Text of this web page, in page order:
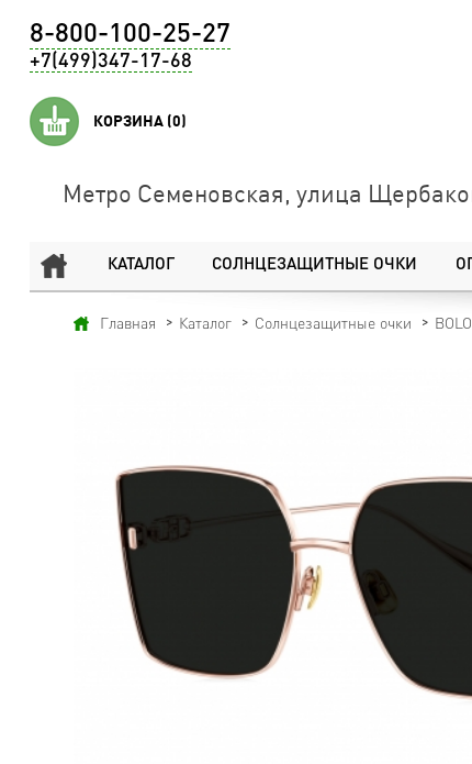
8-800-100-25-27
+7(499)347-17-68
КОРЗИНА (0)
Метро Семеновская, улица
КАТАЛОГ СОЛНЦЕЗАЩИТНЫЕ ОЧКИ
Главная Каталог Солнцезащитные очки